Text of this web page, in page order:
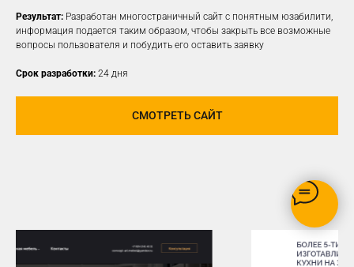
Результат: Разработан многостраничный сайт с понятным юзабилити,
информация подается таким образом, чтобы закрыть все возможные
вопросы пользователя и побудить его оставить заявку
Срок разработки: 24 дня
СМОТРЕТЬ САЙТ